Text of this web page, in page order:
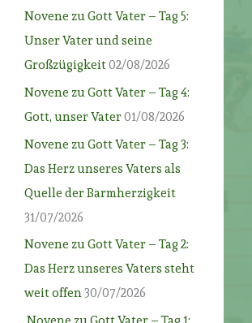
Novene zu Gott Vater – Tag 5:
Unser Vater und seine
Großzügigkeit02/08/2026
Novene zu Gott Vater – Tag 4:
Gott, unser Vater01/08/2026
Novene zu Gott Vater – Tag 3:
Das Herz unseres Vaters als
Quelle der Barmherzigkeit
31/07/2026
Novene zu Gott Vater – Tag 2:
Das Herz unseres Vaters steht
weit offen30/07/2026